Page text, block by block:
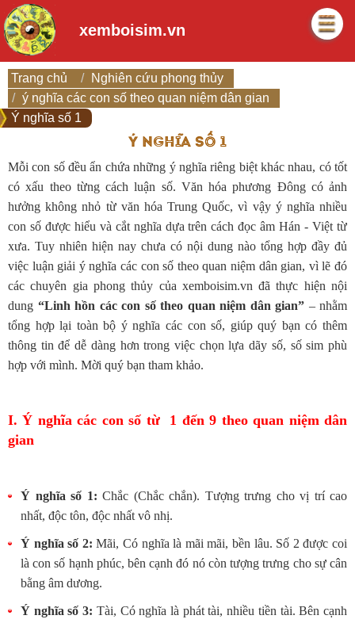
xemboisim.vn
Trang chủ
Nghiên cứu phong thủy
ý nghĩa các con số theo quan niệm dân gian
Ý nghĩa số 1
Ý NGHĨA SỐ 1
Mỗi con số đều ẩn chứa những ý nghĩa riêng biệt khác nhau, có tốt
có xấu theo từng cách luận số. Văn hóa phương Đông có ảnh
hưởng không nhỏ từ văn hóa Trung Quốc, vì vậy ý nghĩa nhiều
con số được hiểu và cắt nghĩa dựa trên cách đọc âm Hán - Việt từ
xưa. Tuy nhiên hiện nay chưa có nội dung nào tổng hợp đầy đủ
việc luận giải ý nghĩa các con số theo quan niệm dân gian, vì lẽ đó
các chuyên gia phong thủy của xemboisim.vn đã thực hiện nội
dung “Linh hồn các con số theo quan niệm dân gian” – nhằm
tổng hợp lại toàn bộ ý nghĩa các con số, giúp quý bạn có thêm
thông tin để dễ dàng hơn trong việc chọn lựa dãy số, số sim phù
hợp với mình. Mời quý bạn tham khảo.
I. Ý nghĩa các con số từ 1 đến 9 theo quan niệm dân
gian
Ý nghĩa số 1: Chắc (Chắc chắn). Tượng trưng cho vị trí cao
nhất, độc tôn, độc nhất vô nhị.
Ý nghĩa số 2: Mãi, Có nghĩa là mãi mãi, bền lâu. Số 2 được coi
là con số hạnh phúc, bên cạnh đó nó còn tượng trưng cho sự cân
bằng âm dương.
Ý nghĩa số 3: Tài, Có nghĩa là phát tài, nhiều tiền tài. Bên cạnh